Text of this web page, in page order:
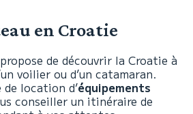
en Croatie
de découvrir la Croatie à
voilier ou d’un catamaran.
de location d’équipements
conseiller un itinéraire de